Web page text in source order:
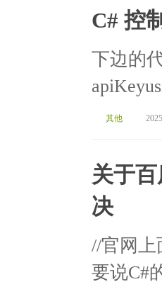
C# 控
下边的
其他
关于
决
//官网上
要说C#